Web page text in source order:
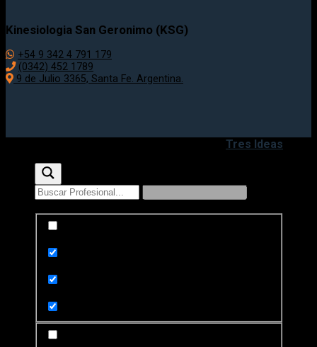
Kinesiologia San Geronimo (KSG)
+54 9 342 4 791 179
(0342) 452 1789
9 de Julio 3365, Santa Fe. Argentina.
Tres Ideas